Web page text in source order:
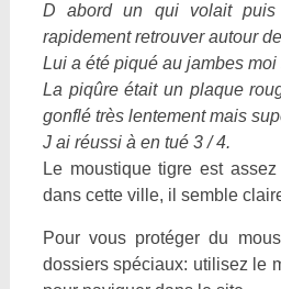
D abord un qui volait
rapidement retrouver autour
Lui a été piqué au jambes moi
La piqûre était un plaque
gonflé très lentement mais
J ai réussi à en tué 3 / 4.
Le moustique tigre est
dans cette ville, il semble
Pour vous protéger du
dossiers spéciaux: utilisez le